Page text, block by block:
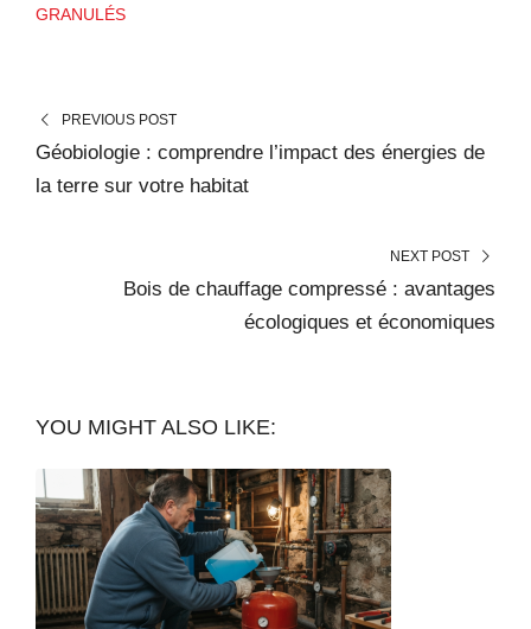
GRANULÉS
PREVIOUS POST
Géobiologie : comprendre l’impact des énergies de
la terre sur votre habitat
NEXT POST
Bois de chauffage compressé : avantages
écologiques et économiques
YOU MIGHT ALSO LIKE: